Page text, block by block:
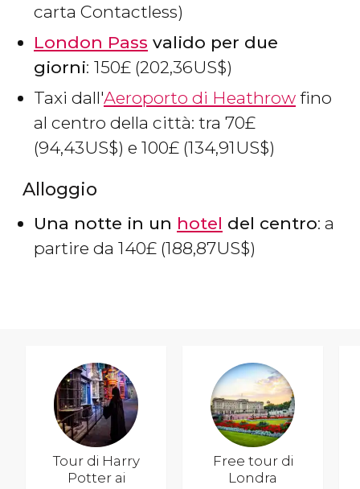
carta Contactless)
London Pass valido per due
giorni: 150£ (202,36US$)
Taxi dall'Aeroporto di Heathrow fino
al centro della città: tra 70£
(94,43US$) e 100£ (134,91 US$)
Alloggio
Una notte in un hotel del centro: a
partire da 140£ (188,87US$)
Tour di Harry
Potter ai
Free tour di
Londra